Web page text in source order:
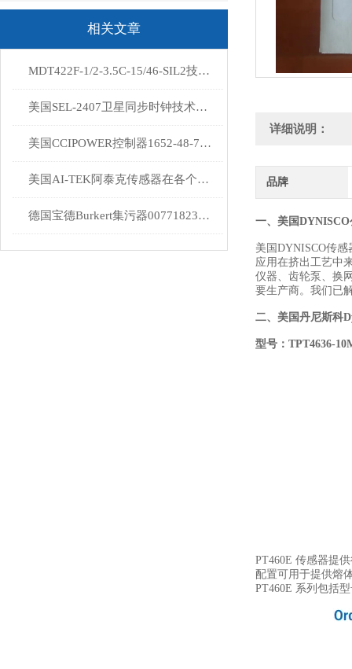
相关文章
MDT422F-1/2-3.5C-15/46-SIL2技术描述DYNISCO
美国SEL-2407卫星同步时钟技术描述
美国CCIPOWER控制器1652-48-70到货
美国AI-TEK阿泰克传感器在各个领域都发挥着重要作用
德国宝德Burkert集污器00771823公司供货发售
详细说明：
品牌
一、 美国
美国DYNISCO传
应用在挤出工艺中
仪器、齿轮泵、换
要生产商。我们已
二、 美国丹尼斯科
型号： TPT4636-
PT460E 传感器提
配置可用于提供熔
PT460E 系列包括